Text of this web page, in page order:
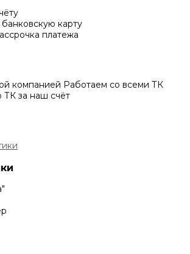
карту
платежа
компанией Работаем со всеми ТК
ТК за наш счёт